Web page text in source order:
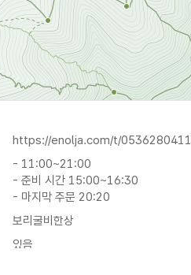
https://enolja.com/t/0536280411
- 11:00~21:00
- 준비 시간 15:00~16:30
- 마지막 주문 20:20
보리굴비한상
있음